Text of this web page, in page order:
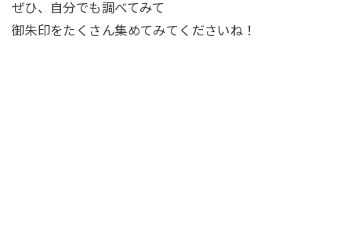
ぜひ、自分でも調べてみて
御朱印をたくさん集めてみてくださいね！